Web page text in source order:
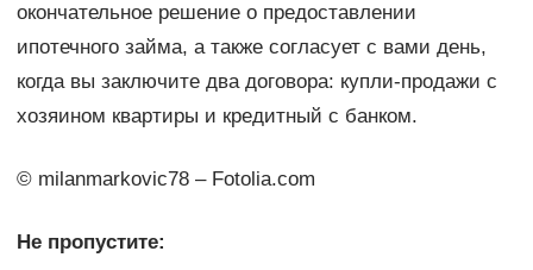
окончательное решение о предоставлении
ипотечного займа, а также согласует с вами день,
когда вы заключите два договора: купли-продажи с
хозяином квартиры и кредитный с банком.
© milanmarkovic78 – Fotolia.com
Не пропустите: